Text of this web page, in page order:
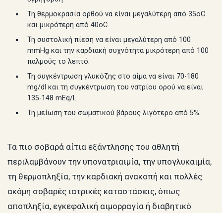
Τη θερμοκρασία ορθού να είναι μεγαλύτερη από 35oC
και μικρότερη από 40oC.
Τη συστολική πίεση να είναι μεγαλύτερη από 100
mmHg και την καρδιακή συχνότητα μικρότερη από 100
παλμούς το λεπτό.
Τη συγκέντρωση γλυκόζης στο αίμα να είναι 70-180
mg/dl και τη συγκέντρωση του νατρίου ορού να είναι
135-148 mEq/L.
Τη μείωση του σωματικού βάρους λιγότερο από 5%.
Τα πιο σοβαρά αίτια εξάντλησης του αθλητή
περιλαμβάνουν την υπονατριαιμία, την υπογλυκαιμία,
τη θερμοπληξία, την καρδιακή ανακοπή και πολλές
ακόμη σοβαρές ιατρικές καταστάσεις, όπως
αποπληξία, εγκεφαλική αιμορραγία ή διαβητικό